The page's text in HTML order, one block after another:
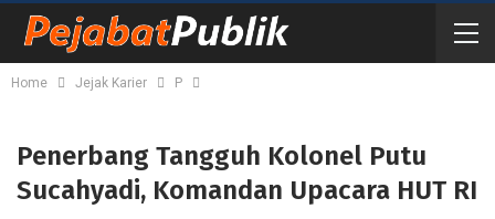
Home Jejak Karier P
Penerbang Tangguh Kolonel Putu
Sucahyadi, Komandan Upacara HUT RI